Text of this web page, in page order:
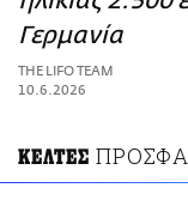
ΑΜΠΑ
PRINT
Γερμανία
THE LIFO TEAM
10.6.2026
ΚΕΛΤΕΣ